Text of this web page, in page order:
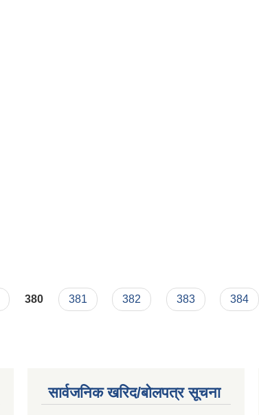
380 381 382 383 384
सार्वजनिक खरिद/बोलपत्र सूचना